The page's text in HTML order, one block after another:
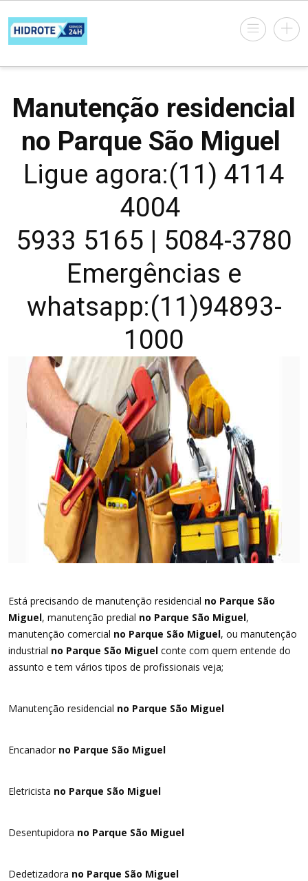
Manutenção residencial
no Parque São Miguel
Ligue agora:(11) 4114
4004
5933 5165 | 5084-3780
Emergências e
whatsapp:(11)94893-
1000
Está precisando de manutenção residencial no Parque São
Miguel, manutenção predial no Parque São Miguel,
manutenção comercial no Parque São Miguel, ou manutenção
industrial no Parque São Miguel conte com quem entende do
assunto e tem vários tipos de profissionais veja;
Manutenção residencial no Parque São Miguel
Encanador no Parque São Miguel
Eletricista no Parque São Miguel
Desentupidora no Parque São Miguel
Dedetizadora no Parque São Miguel